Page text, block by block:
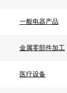
一般电器产品
金属零部件加工
医疗设备